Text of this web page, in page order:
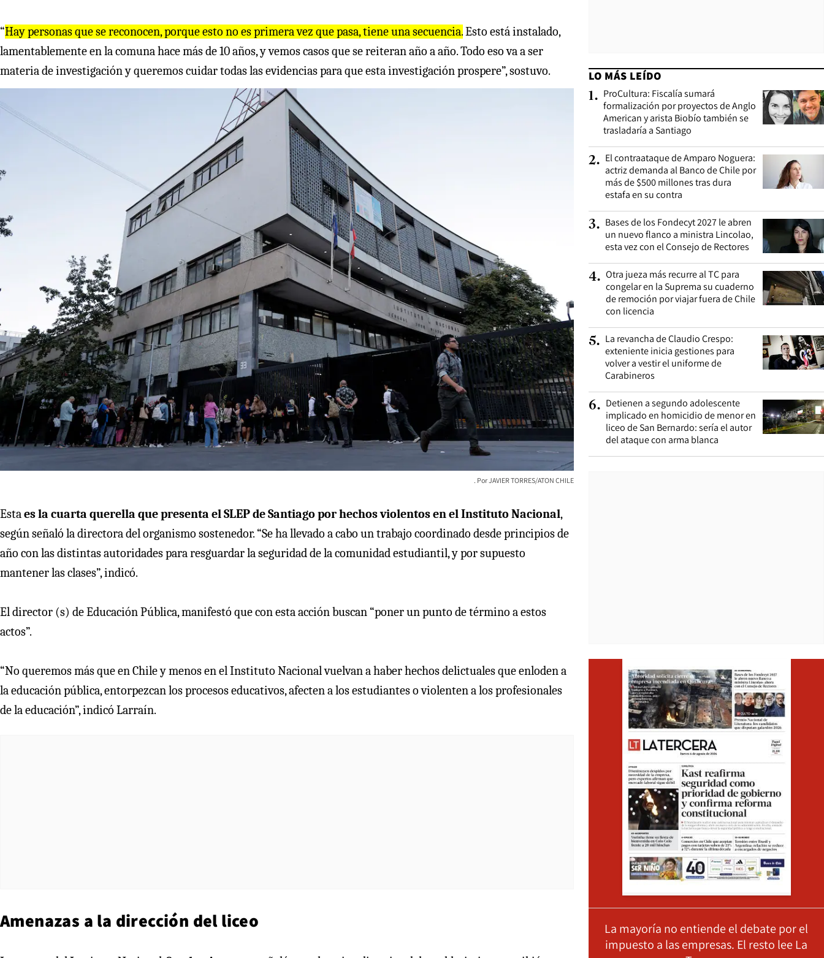
“Hay personas que se reconocen, porque esto no es primera vez que pasa, tiene una secuencia.Esto está instalado,
lamentablemente en la comuna hace más de 10 años, y vemos casos que se reiteran año a año. Todo eso va a ser
materia de investigación y queremos cuidar todas las evidencias para que esta investigación prospere”, sostuvo.
JAVIER TORRES/ATON CHILE
Estaes la cuarta querella que presenta el SLEP de Santiago por hechos violentos en el Instituto Nacional,
según señaló la directora del organismo sostenedor. “Se ha llevado a cabo un trabajo coordinado desde principios de
año con las distintas autoridades para resguardar la seguridad de la comunidad estudiantil, y por supuesto
mantener las clases”, indicó.
El director (s) de Educación Pública, manifestó que con esta acción buscan “poner un punto de término a estos
actos”.
“No queremos más que en Chile y menos en el Instituto Nacional vuelvan a haber hechos delictuales que enloden a
la educación pública, entorpezcan los procesos educativos, afecten a los estudiantes o violenten a los profesionales
de la educación”, indicó Larraín.
Amenazas a la dirección del liceo
LO MÁS LEÍDO
1. ProCultura: Fiscalía sumará
formalización por proyectos de Anglo
American y arista Biobío también se
trasladaría a Santiago
2. El contraataque de Amparo Noguera:
actriz demanda al Banco de Chile por
más de $500 millones tras dura
estafa en su contra
3. Bases de los Fondecyt 2027 le abren
un nuevo flanco a ministra Lincolao,
esta vez con el Consejo de Rectores
4. Otra jueza más recurre al TC para
congelar en la Suprema su cuaderno
de remoción por viajar fuera de Chile
con licencia
5. La revancha de Claudio Crespo:
exteniente inicia gestiones para
volver a vestir el uniforme de
Carabineros
6. Detienen a segundo adolescente
implicado en homicidio de menor en
liceo de San Bernardo: sería el autor
del ataque con arma blanca
La mayoría no entiende el debate por el
impuesto a las empresas. El resto lee La